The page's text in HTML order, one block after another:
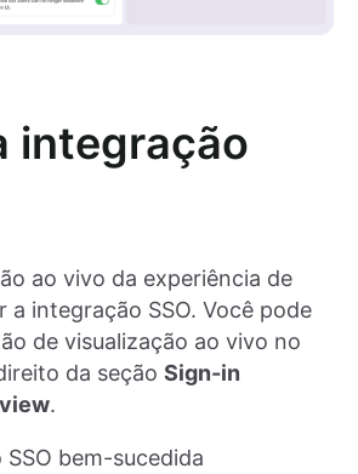
integração
ao vivo da experiência de
a integração SSO. Você pode
de visualização ao vivo no
da seção Sign-in
.
bem-sucedida